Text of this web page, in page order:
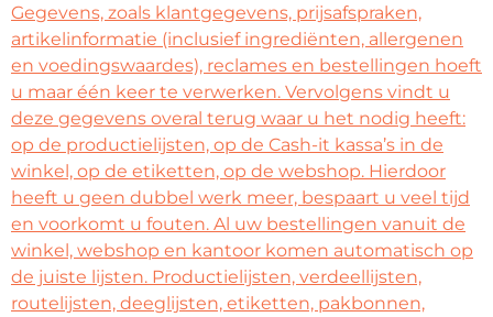
Gegevens, zoals klantgegevens, prijsafspraken,
artikelinformatie (inclusief ingrediënten, allergenen
en voedingswaardes), reclames en bestellingen hoeft
u maar één keer te verwerken. Vervolgens vindt u
deze gegevens overal terug waar u het nodig heeft:
op de productielijsten, op de Cash-it kassa’s in de
winkel, op de etiketten, op de webshop. Hierdoor
heeft u geen dubbel werk meer, bespaart u veel tijd
en voorkomt u fouten. Al uw bestellingen vanuit de
winkel, webshop en kantoor komen automatisch op
de juiste lijsten. Productielijsten, verdeellijsten,
routelijsten, deeglijsten, etiketten, pakbonnen,